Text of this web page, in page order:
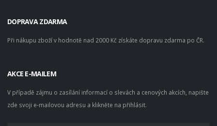
DOPRAVA ZDARMA
Při nákupu zboží v hodnotě nad 2000 Kč získáte dopravu zdarma po ČR.
AKCE E-MAILEM
V případě zájmu o zasílání informací o slevách a cenových akcích, napište
zde svoji e-mailovou adresu a klikněte na přihlásit.